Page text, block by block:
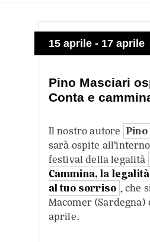
15 aprile - 17 aprile
Pino Masciari
Conta e
Il nostro autore
sarà ospite
festival della legalità
Cammina, la
al tuo sorriso , che
Macomer (Sardegna)
aprile.